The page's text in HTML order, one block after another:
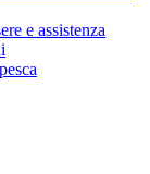
e assistenza